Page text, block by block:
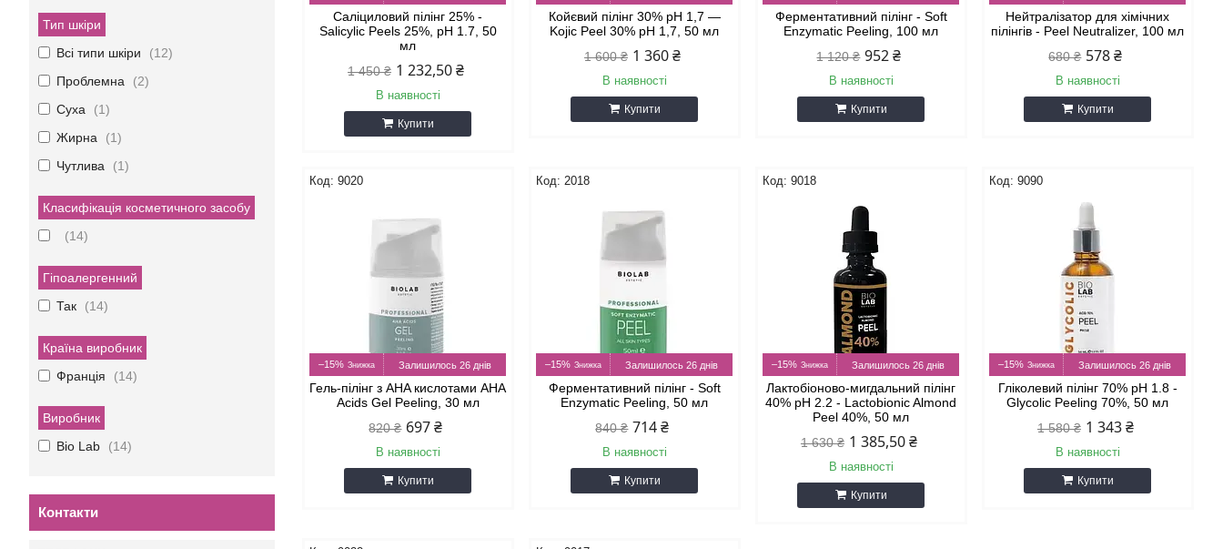
Саліциловий пілінг 25% -
Salicylic Peels 25%, рН 1.7, 50
мл
1 450 ₴ 1 232,50 ₴
В наявності
Купити
Койєвий пілінг 30% pH 1,7 —
Kojic Peel 30% pH 1,7, 50 мл
1 600 ₴ 1 360 ₴
В наявності
Купити
Ферментативний пілінг - Soft
Enzymatic Peeling, 100 мл
1 120 ₴ 952 ₴
В наявності
Купити
Нейтралізатор для хімічних
пілінгів - Peel Neutralizer, 100 мл
680 ₴ 578 ₴
В наявності
Купити
9020
–15% Залишилось 26 днів
Гель-пілінг з AHA кислотами AHA
Acids Gel Peeling, 30 мл
820 ₴ 697 ₴
В наявності
Купити
2018
–15% Залишилось 26 днів
Ферментативний пілінг - Soft
Enzymatic Peeling, 50 мл
840 ₴ 714 ₴
В наявності
Купити
9018
–15% Залишилось 26 днів
Лактобіоново-мигдальний пілінг
40% рН 2.2 - Lactobionic Almond
Peel 40%, 50 мл
1 630 ₴ 1 385,50 ₴
В наявності
Купити
9090
–15% Залишилось 26 днів
Гліколевий пілінг 70% pH 1.8 -
Glycolic Peeling 70%, 50 мл
1 580 ₴ 1 343 ₴
В наявності
Купити
Тип шкіри
Всі типи шкіри
12
Проблемна
2
Суха
1
Жирна
1
Чутлива
1
Класифікація косметичного засобу
14
Гіпоалергенний
Так
14
Країна виробник
Франція
14
Виробник
Bio Lab
14
Контакти